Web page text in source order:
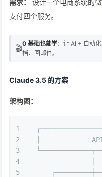
需求：
设计一个电商系统的
支付四个服务。
🎬0 基础也能学：让 AI + 自动
档、回邮件。
Claude 3.5 的方案
架构图：
1
2
3
4
5
│